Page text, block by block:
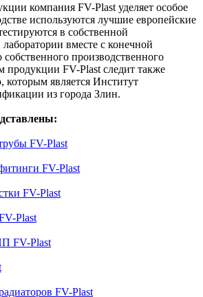
компания FV-Plast уделяет особое
используются лучшие европейские
в собственной
вместе с конечной
производственного
продукции FV-Plast следит также
которым является Институт
из города Злин.
FV-Plast
FV-Plast
FV-Plast
Plast
FV-Plast
FV-Plast